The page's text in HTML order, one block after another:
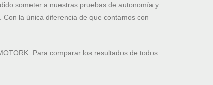
someter a nuestras pruebas de autonomía y
la única diferencia de que contamos con
Para comparar los resultados de todos